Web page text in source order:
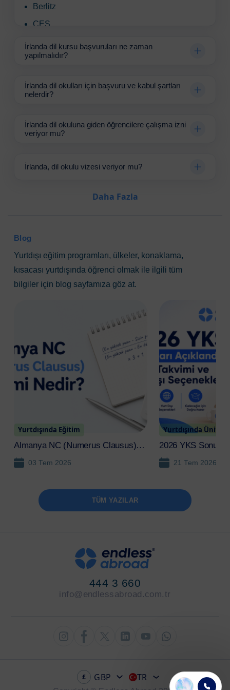
sertifika ile İngilizce
Berlitz
CES
Cork English College
EC English
EUCD English Language
Frances King
Irish College of English
ISE
ISI English Language School
Twin English Centres
İrlanda dil kursu başvuruları ne zaman
yapılmalıdır?
İrlanda dil okulları için başvuru ve kabul şartları
nelerdir?
İrlanda dil okuluna giden öğrencilere çalışma izni
veriyor mu?
İrlanda, dil okulu vizesi veriyor mu?
Daha Fazla
Blog
Yurtdışı eğitim programları, ülkeler, konaklama,
kısacası yurtdışında öğrenci olmak ile ilgili tüm
bilgiler için blog sayfamıza göz at.
TÜM YAZILAR
Yurtdışında Eğitim
Almanya NC (Numerus Clausus)
Sistemi Nedir? 2026 Güncel
Rehber03 Tem 2026
Yurtdışında
2026 YKS
Tercih Takvimi ve
Seçenekleri
21 Tem 2026
444 3 660
info@endlessabroad.com.tr
£ GBP TR